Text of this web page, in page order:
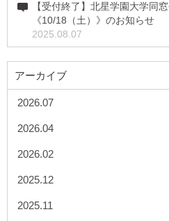
【受付終了】北星学園大学同
《10/18（土）》のお知らせ
2025.08.07
アーカイブ
2026.07
2026.04
2026.02
2025.12
2025.11